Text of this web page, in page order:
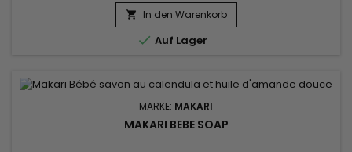
 In den Warenkorb
 Auf Lager
MARKE: MAKARI
MAKARI BEBE SOAP